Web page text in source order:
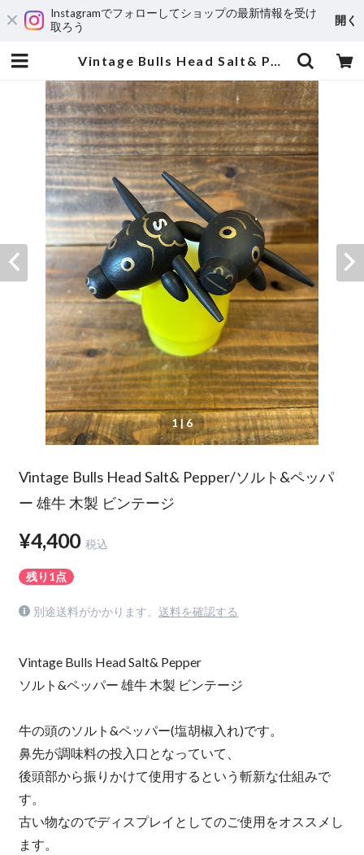
Instagramでフォローしてショップの最新情報を受け
取ろう
開く
Vintage Bulls Head Salt& Pepper/ソルト&ペッパー 雄牛 木製 ビンテージ | MOTORROCK KUSTOMSHOP ”FU’Z KORNER”
1| 6
Vintage Bulls Head Salt& Pepper/ソルト&ペッパ
ー 雄牛 木製 ビンテージ
¥4,400 税込
残り1点
別途送料がかかります。 送料を確認する
Vintage Bulls Head Salt& Pepper
ソルト&ペッパー 雄牛 木製 ビンテージ
牛の頭のソルト&ペッパー(塩胡椒入れ)です。
鼻先が調味料の投入口となっていて、
後頭部から振りかけて使用するという斬新な仕組みで
す。
古い物なのでディスプレイとしてのご使用をオススメし
ます。